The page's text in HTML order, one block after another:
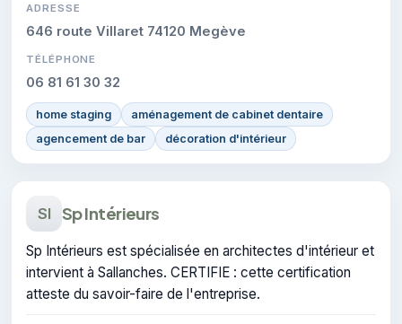
ADRESSE
646 route Villaret 74120 Megève
TÉLÉPHONE
06 81 61 30 32
home staging
aménagement de cabinet dentaire
agencement de bar
décoration d'intérieur
SI Sp Intérieurs
Sp Intérieurs est spécialisée en architectes d'intérieur et
intervient à Sallanches. CERTIFIE : cette certification
atteste du savoir-faire de l'entreprise.